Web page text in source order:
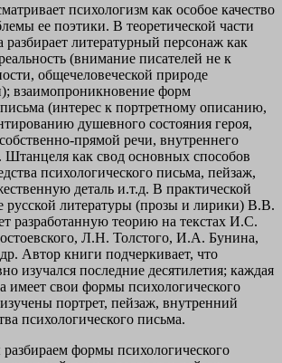
психологизм как особое качество
ее поэтики. В теоретической части
разбирает литературный персонаж как
(внимание писателей не к
общечеловеческой природе
взаимопроникновение форм
(интерес к портретному описанию,
душевного состояния героя,
прямой речи, внутреннего
как свод основных способов
психологического письма, пейзаж,
деталь и.т.д. В практической
русской литературы (прозы и лирики) В.В.
разработанную теорию на текстах И.С.
Л.Н. Толстого, И.А. Бунина,
Автор книги подчеркивает, что
изучался последние десятилетия; каждая
имеет свои формы психологического
портрет, пейзаж, внутренний
психологического письма.
формы психологического